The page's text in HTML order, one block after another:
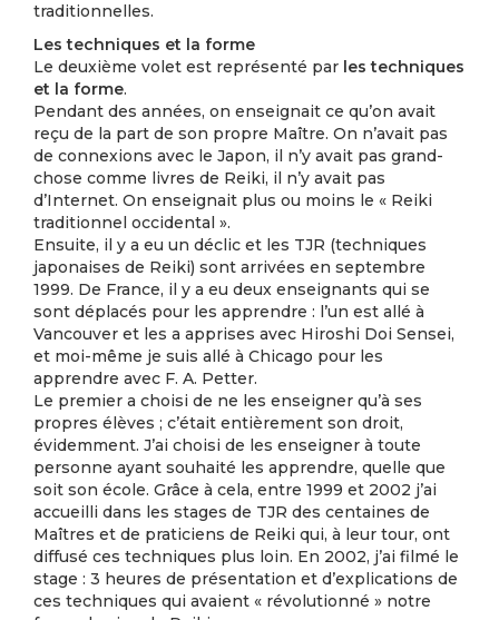
traditionnelles.
Les techniques et la forme
Le deuxième volet est représenté par les techniques
et la forme.
Pendant des années, on enseignait ce qu’on avait
reçu de la part de son propre Maître. On n’avait pas
de connexions avec le Japon, il n’y avait pas grand-
chose comme livres de Reiki, il n’y avait pas
d’Internet. On enseignait plus ou moins le « Reiki
traditionnel occidental ».
Ensuite, il y a eu un déclic et les TJR (techniques
japonaises de Reiki) sont arrivées en septembre
1999. De France, il y a eu deux enseignants qui se
sont déplacés pour les apprendre : l’un est allé à
Vancouver et les a apprises avec Hiroshi Doi Sensei,
et moi-même je suis allé à Chicago pour les
apprendre avec F. A. Petter.
Le premier a choisi de ne les enseigner qu’à ses
propres élèves ; c’était entièrement son droit,
évidemment. J’ai choisi de les enseigner à toute
personne ayant souhaité les apprendre, quelle que
soit son école. Grâce à cela, entre 1999 et 2002 j’ai
accueilli dans les stages de TJR des centaines de
Maîtres et de praticiens de Reiki qui, à leur tour, ont
diffusé ces techniques plus loin. En 2002, j’ai filmé le
stage : 3 heures de présentation et d’explications de
ces techniques qui avaient « révolutionné » notre